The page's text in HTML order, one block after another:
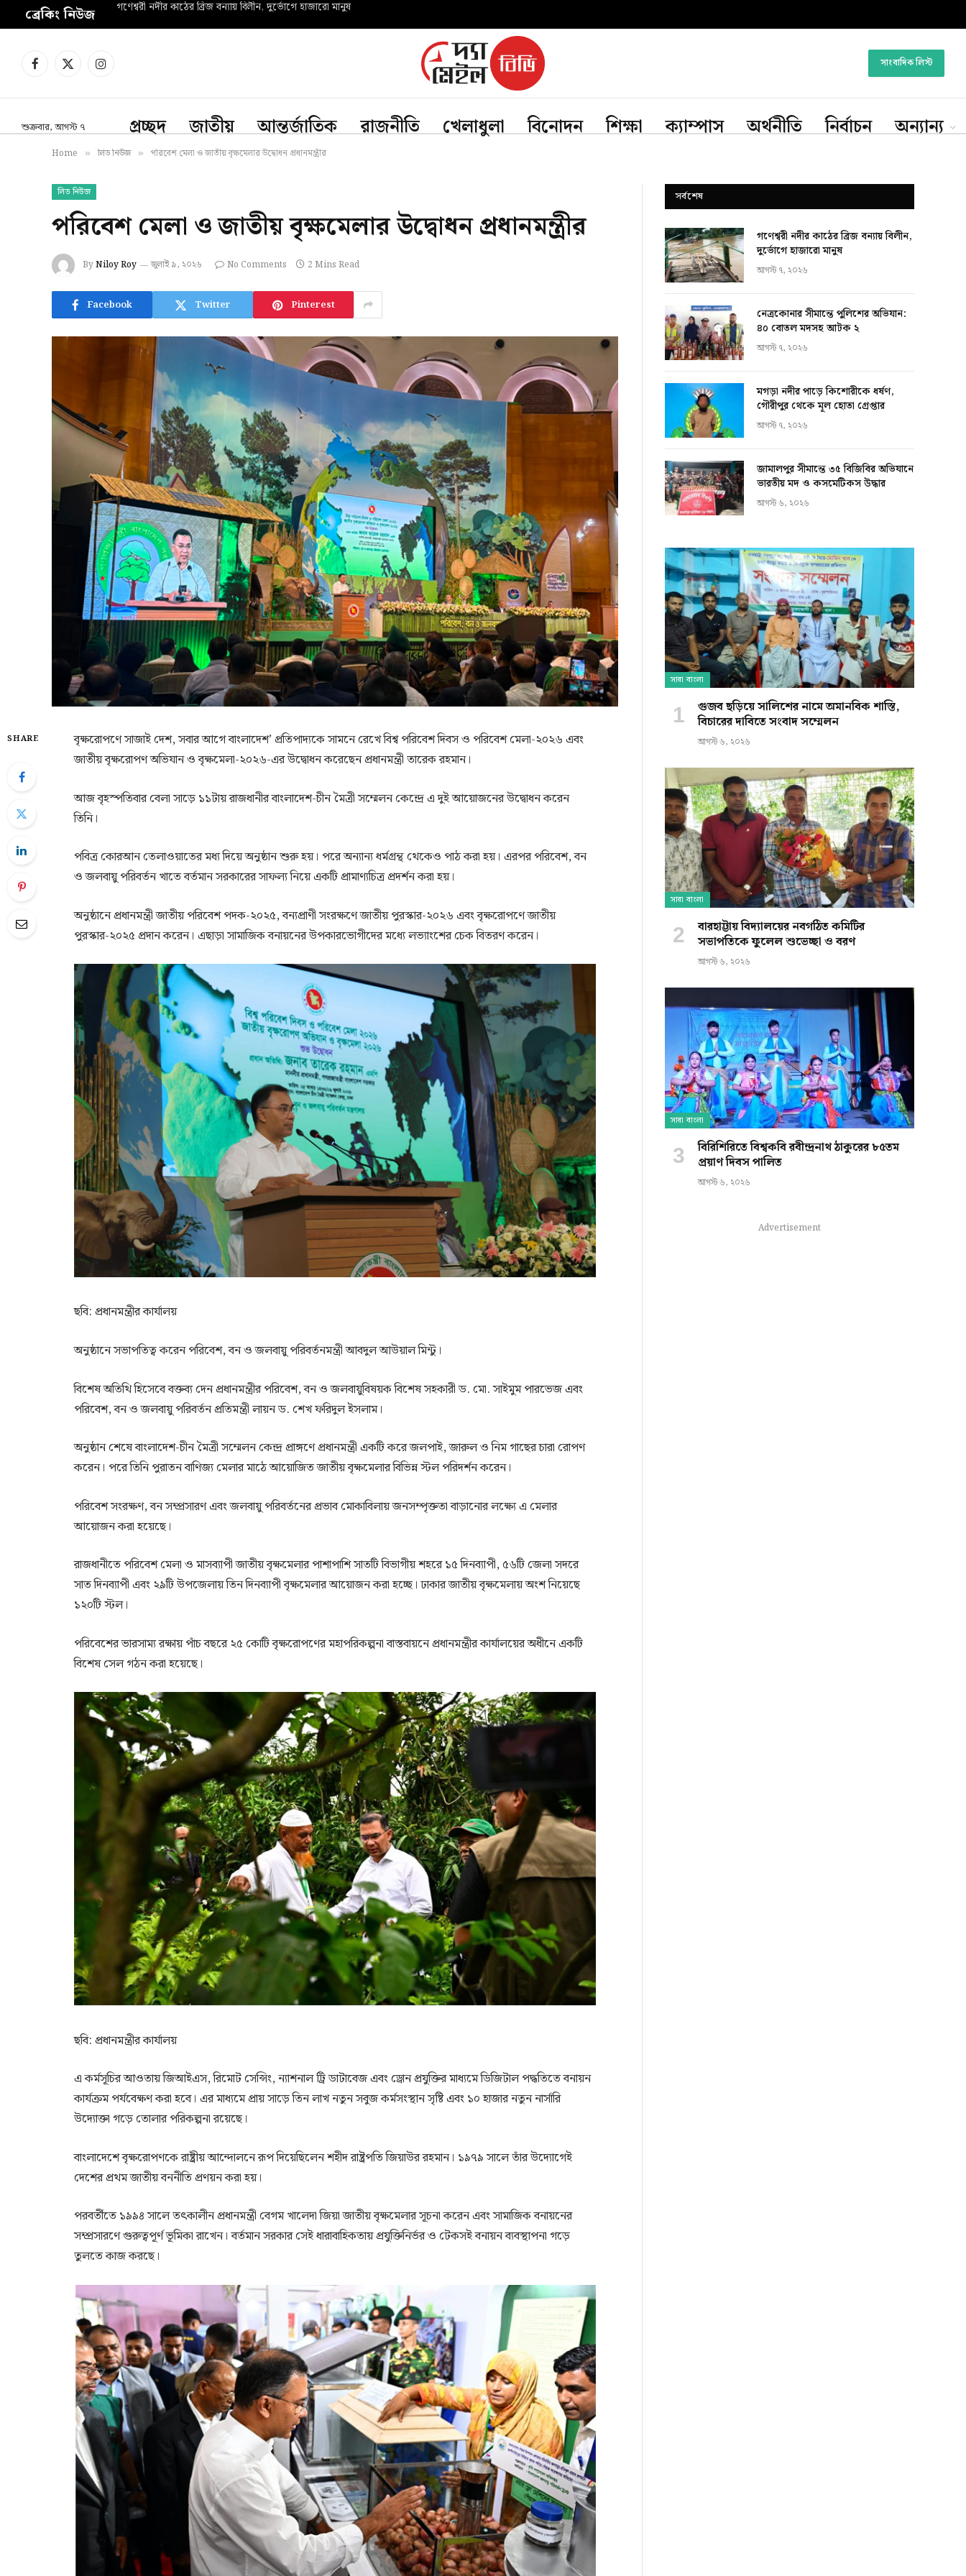
ব্রেকিং নিউজ গণেশ্বরী নদীর কাঠের ব্রিজ বন্যায় বিলীন, দুর্ভোগে হাজারো মানুষ
Facebook
X
Instagram সাংবাদিক লিস্ট
শুক্রবার, আগস্ট ৭ প্রচ্ছদ জাতীয় আন্তর্জাতিক রাজনীতি খেলাধুলা বিনোদন শিক্ষা ক্যাম্পাস অর্থনীতি নির্বাচন অন্যান্য
Home » লিড নিউজ » পরিবেশ মেলা ও জাতীয় বৃক্ষমেলার উদ্বোধন প্রধানমন্ত্রীর
লিড নিউজ
পরিবেশ মেলা ও জাতীয় বৃক্ষমেলার উদ্বোধন প্রধানমন্ত্রীর
ByNiloy Roy জুলাই ৯, ২০২৬ No Comments 2 Mins Read
Facebook Twitter Pinterest
SHARE
বৃক্ষরোপণে সাজাই দেশ, সবার আগে বাংলাদেশ’ প্রতিপাদ্যকে সামনে রেখে বিশ্ব পরিবেশ দিবস ও পরিবেশ মেলা-২০২৬ এবং
জাতীয় বৃক্ষরোপণ অভিযান ও বৃক্ষমেলা-২০২৬-এর উদ্বোধন করেছেন প্রধানমন্ত্রী তারেক রহমান।
আজ বৃহস্পতিবার বেলা সাড়ে ১১টায় রাজধানীর বাংলাদেশ-চীন মৈত্রী সম্মেলন কেন্দ্রে এ দুই আয়োজনের উদ্বোধন করেন
তিনি।
পবিত্র কোরআন তেলাওয়াতের মধ্য দিয়ে অনুষ্ঠান শুরু হয়। পরে অন্যান্য ধর্মগ্রন্থ থেকেও পাঠ করা হয়। এরপর পরিবেশ, বন
ও জলবায়ু পরিবর্তন খাতে বর্তমান সরকারের সাফল্য নিয়ে একটি প্রামাণ্যচিত্র প্রদর্শন করা হয়।
অনুষ্ঠানে প্রধানমন্ত্রী জাতীয় পরিবেশ পদক-২০২৫, বন্যপ্রাণী সংরক্ষণে জাতীয় পুরস্কার-২০২৬ এবং বৃক্ষরোপণে জাতীয়
পুরস্কার-২০২৫ প্রদান করেন। এছাড়া সামাজিক বনায়নের উপকারভোগীদের মধ্যে লভ্যাংশের চেক বিতরণ করেন।
ছবি: প্রধানমন্ত্রীর কার্যালয়
অনুষ্ঠানে সভাপতিত্ব করেন পরিবেশ, বন ও জলবায়ু পরিবর্তনমন্ত্রী আবদুল আউয়াল মিন্টু।
বিশেষ অতিথি হিসেবে বক্তব্য দেন প্রধানমন্ত্রীর পরিবেশ, বন ও জলবায়ুবিষয়ক বিশেষ সহকারী ড. মো. সাইমুম পারভেজ এবং
পরিবেশ, বন ও জলবায়ু পরিবর্তন প্রতিমন্ত্রী লায়ন ড. শেখ ফরিদুল ইসলাম।
অনুষ্ঠান শেষে বাংলাদেশ-চীন মৈত্রী সম্মেলন কেন্দ্র প্রাঙ্গণে প্রধানমন্ত্রী একটি করে জলপাই, জারুল ও নিম গাছের চারা রোপণ
করেন। পরে তিনি পুরাতন বাণিজ্য মেলার মাঠে আয়োজিত জাতীয় বৃক্ষমেলার বিভিন্ন স্টল পরিদর্শন করেন।
পরিবেশ সংরক্ষণ, বন সম্প্রসারণ এবং জলবায়ু পরিবর্তনের প্রভাব মোকাবিলায় জনসম্পৃক্ততা বাড়ানোর লক্ষ্যে এ মেলার
আয়োজন করা হয়েছে।
রাজধানীতে পরিবেশ মেলা ও মাসব্যাপী জাতীয় বৃক্ষমেলার পাশাপাশি সাতটি বিভাগীয় শহরে ১৫ দিনব্যাপী, ৫৬টি জেলা সদরে
সাত দিনব্যাপী এবং ২৯টি উপজেলায় তিন দিনব্যাপী বৃক্ষমেলার আয়োজন করা হচ্ছে। ঢাকার জাতীয় বৃক্ষমেলায় অংশ নিয়েছে
১২০টি স্টল।
পরিবেশের ভারসাম্য রক্ষায় পাঁচ বছরে ২৫ কোটি বৃক্ষরোপণের মহাপরিকল্পনা বাস্তবায়নে প্রধানমন্ত্রীর কার্যালয়ের অধীনে একটি
বিশেষ সেল গঠন করা হয়েছে।
ছবি: প্রধানমন্ত্রীর কার্যালয়
এ কর্মসূচির আওতায় জিআইএস, রিমোট সেন্সিং, ন্যাশনাল ট্রি ডাটাবেজ এবং ড্রোন প্রযুক্তির মাধ্যমে ডিজিটাল পদ্ধতিতে বনায়ন
কার্যক্রম পর্যবেক্ষণ করা হবে। এর মাধ্যমে প্রায় সাড়ে তিন লাখ নতুন সবুজ কর্মসংস্থান সৃষ্টি এবং ১০ হাজার নতুন নার্সারি
উদ্যোক্তা গড়ে তোলার পরিকল্পনা রয়েছে।
বাংলাদেশে বৃক্ষরোপণকে রাষ্ট্রীয় আন্দোলনে রূপ দিয়েছিলেন শহীদ রাষ্ট্রপতি জিয়াউর রহমান। ১৯৭৯ সালে তাঁর উদ্যোগেই
দেশের প্রথম জাতীয় বননীতি প্রণয়ন করা হয়।
পরবর্তীতে ১৯৯৪ সালে তৎকালীন প্রধানমন্ত্রী বেগম খালেদা জিয়া জাতীয় বৃক্ষমেলার সূচনা করেন এবং সামাজিক বনায়নের
সম্প্রসারণে গুরুত্বপূর্ণ ভূমিকা রাখেন। বর্তমান সরকার সেই ধারাবাহিকতায় প্রযুক্তিনির্ভর ও টেকসই বনায়ন ব্যবস্থাপনা গড়ে
তুলতে কাজ করছে।
সর্বশেষ
গণেশ্বরী নদীর কাঠের ব্রিজ বন্যায় বিলীন,
দুর্ভোগে হাজারো মানুষ
আগস্ট ৭, ২০২৬
নেত্রকোনার সীমান্তে পুলিশের অভিযান:
৪০ বোতল মদসহ আটক ২
আগস্ট ৭, ২০২৬
মগড়া নদীর পাড়ে কিশোরীকে ধর্ষণ,
গৌরীপুর থেকে মূল হোতা গ্রেপ্তার
আগস্ট ৭, ২০২৬
জামালপুর সীমান্তে ৩৫ বিজিবির অভিযানে
ভারতীয় মদ ও কসমেটিকস উদ্ধার
আগস্ট ৬, ২০২৬
সারা বাংলা
গুজব ছড়িয়ে সালিশের নামে অমানবিক শাস্তি,
বিচারের দাবিতে সংবাদ সম্মেলন
আগস্ট ৬, ২০২৬
সারা বাংলা
বারহাট্টায় বিদ্যালয়ের নবগঠিত কমিটির
সভাপতিকে ফুলেল শুভেচ্ছা ও বরণ
আগস্ট ৬, ২০২৬
সারা বাংলা
বিরিশিরিতে বিশ্বকবি রবীন্দ্রনাথ ঠাকুরের ৮৫তম
প্রয়াণ দিবস পালিত
আগস্ট ৬, ২০২৬
Advertisement